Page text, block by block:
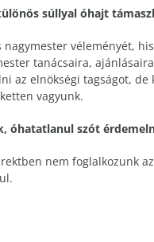
súllyal óhajt
véleményét,
tanácsaira,
az elnökségi tagságot,
vagyunk.
óhatatlanul szót
nem foglalkozunk